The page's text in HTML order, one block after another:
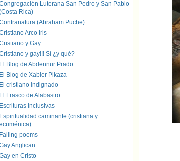
Congregación Luterana San Pedro y San Pablo
(Costa Rica)
Contranatura (Abraham Puche)
Cristiano Arco Iris
Cristiano y Gay
Cristiano y gay!!! Sí ¿y qué?
El Blog de Abdennur Prado
El Blog de Xabier Pikaza
El cristiano indignado
El Frasco de Alabastro
Escrituras Inclusivas
Espiritualidad caminante (cristiana y
ecuménica)
Falling poems
Gay Anglican
Gay en Cristo